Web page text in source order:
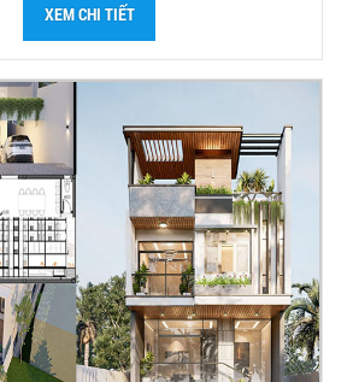
XEM CHI TIẾT